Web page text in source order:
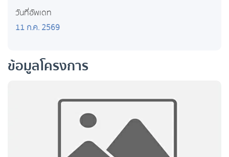
วันที่อัพเดท
11 ก.ค. 2569
ข้อมูลโครงการ